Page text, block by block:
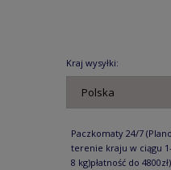
Kraj wysyłki:
Paczkomaty 24/7
terenie kraju w ciągu
8 kg)płatność do